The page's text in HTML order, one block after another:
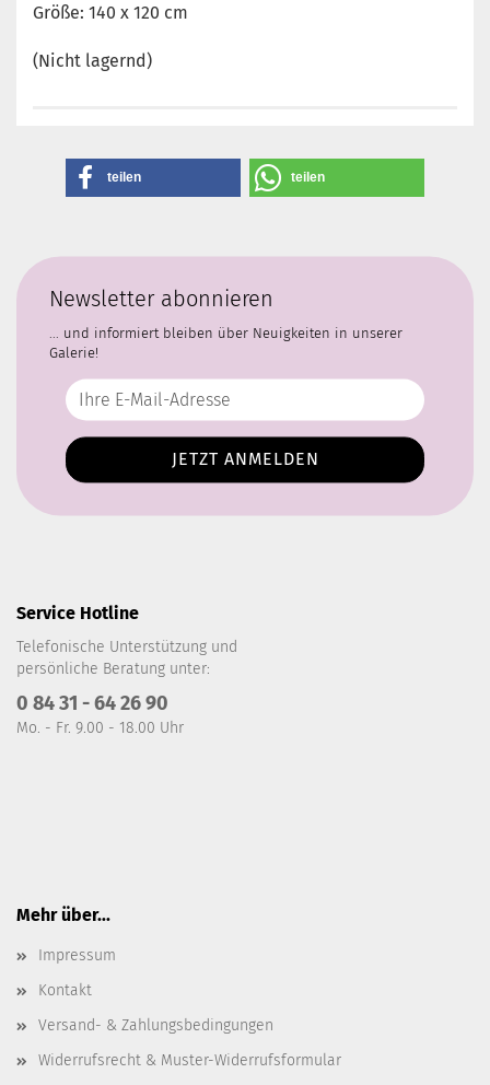
Größe: 140 x 120 cm
(Nicht lagernd)
teilen teilen
Newsletter abonnieren
... und informiert bleiben über Neuigkeiten in unserer
Galerie!
Service Hotline
Telefonische Unterstützung und
persönliche Beratung unter:
0 84 31 - 64 26 90
Mo. - Fr. 9.00 - 18.00 Uhr
Mehr über...
Impressum
Kontakt
Versand- & Zahlungsbedingungen
Widerrufsrecht & Muster-Widerrufsformular